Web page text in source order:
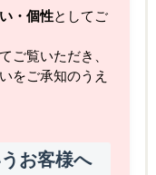
・個性としてご
ご覧いただき、
をご承知のうえ
お客様へ